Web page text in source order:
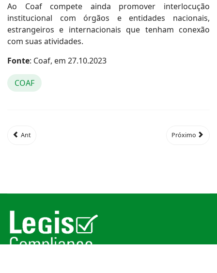
Ao Coaf compete ainda promover interlocução
institucional com órgãos e entidades nacionais,
estrangeiros e internacionais que tenham conexão
com suas atividades.
Fonte: Coaf, em 27.10.2023
COAF
Ant Próximo